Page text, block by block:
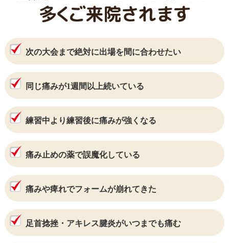
次の大会まで絶対に出場を間に合わせたい
同じ痛みが1週間以上続いている
練習中より練習後に痛みが強くなる
痛み止めの薬で誤魔化している
痛みや痺れでフォームが崩れてきた
足首捻挫・アキレス腱炎がいつまでも痛む